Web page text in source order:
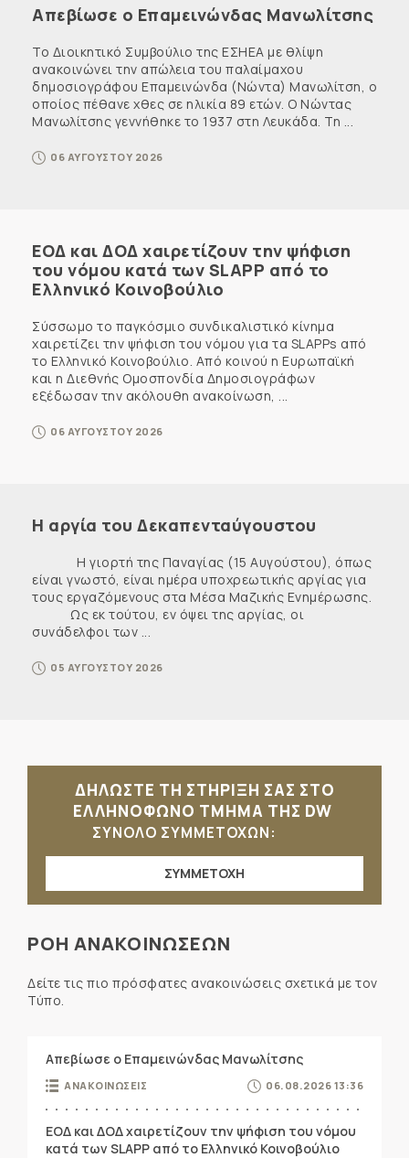
Απεβίωσε ο Επαμεινώνδας Μανωλίτσης
Το Διοικητικό Συμβούλιο της ΕΣΗΕΑ με θλίψη
ανακοινώνει την απώλεια του παλαίμαχου
δημοσιογράφου Επαμεινώνδα (Νώντα) Μανωλίτση, ο
οποίος πέθανε χθες σε ηλικία 89 ετών. Ο Νώντας
Μανωλίτσης γεννήθηκε το 1937 στη Λευκάδα. Τη ...
06 ΑΥΓΟΥΣΤΟΥ 2026
ΕΟΔ και ΔΟΔ χαιρετίζουν την ψήφιση
του νόμου κατά των SLAPP από το
Ελληνικό Κοινοβούλιο
Σύσσωμο το παγκόσμιο συνδικαλιστικό κίνημα
χαιρετίζει την ψήφιση του νόμου για τα SLAPPs από
το Ελληνικό Κοινοβούλιο. Από κοινού η Ευρωπαϊκή
και η Διεθνής Ομοσπονδία Δημοσιογράφων
εξέδωσαν την ακόλουθη ανακοίνωση, ...
06 ΑΥΓΟΥΣΤΟΥ 2026
Η αργία του Δεκαπενταύγουστου
Η γιορτή της Παναγίας (15 Αυγούστου), όπως
είναι γνωστό, είναι ημέρα υποχρεωτικής αργίας για
τους εργαζόμενους στα Μέσα Μαζικής Ενημέρωσης.
Ως εκ τούτου, εν όψει της αργίας, οι
συνάδελφοι των ...
05 ΑΥΓΟΥΣΤΟΥ 2026
ΔΗΛΩΣΤΕ ΤΗ ΣΤΗΡΙΞΗ ΣΑΣ ΣΤΟ
ΕΛΛΗΝΟΦΩΝΟ ΤΜΗΜΑ ΤΗΣ DW
ΣΥΝΟΛΟ ΣΥΜΜΕΤΟΧΩΝ:
ΣΥΜΜΕΤΟΧΗ
ΡΟΗ ΑΝΑΚΟΙΝΩΣΕΩΝ
Δείτε τις πιο πρόσφατες ανακοινώσεις σχετικά με τον
Τύπο.
Απεβίωσε ο Επαμεινώνδας Μανωλίτσης
ΑΝΑΚΟΙΝΩΣΕΙΣ 06.08.2026 13:36
ΕΟΔ και ΔΟΔ χαιρετίζουν την ψήφιση του νόμου
κατά των SLAPP από το Ελληνικό Κοινοβούλιο